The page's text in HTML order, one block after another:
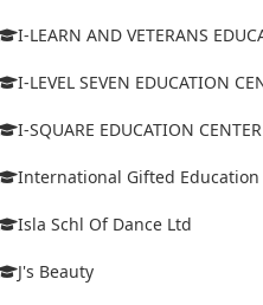
I-LEARN AND VETERANS
I-LEVEL SEVEN EDUCATION
I-SQUARE EDUCATION CENTER
International Gifted Education
Isla Schl Of Dance Ltd
J's Beauty